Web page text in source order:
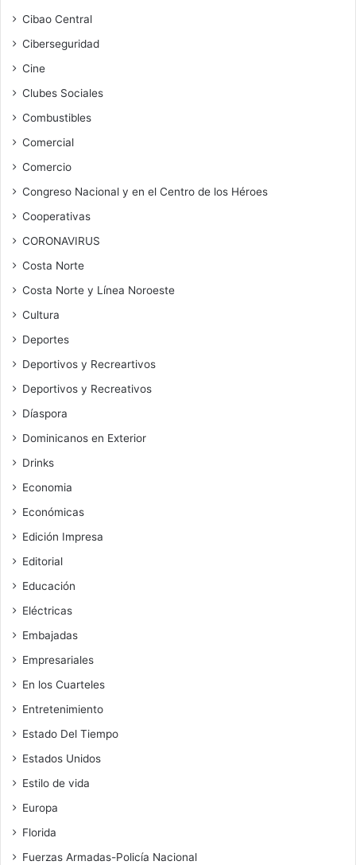
Cibao Central
Ciberseguridad
Cine
Clubes Sociales
Combustibles
Comercial
Comercio
Congreso Nacional y en el Centro de los Héroes
Cooperativas
CORONAVIRUS
Costa Norte
Costa Norte y Línea Noroeste
Cultura
Deportes
Deportivos y Recreartivos
Deportivos y Recreativos
Díaspora
Dominicanos en Exterior
Drinks
Economia
Económicas
Edición Impresa
Editorial
Educación
Eléctricas
Embajadas
Empresariales
En los Cuarteles
Entretenimiento
Estado Del Tiempo
Estados Unidos
Estilo de vida
Europa
Florida
Fuerzas Armadas-Policía Nacional